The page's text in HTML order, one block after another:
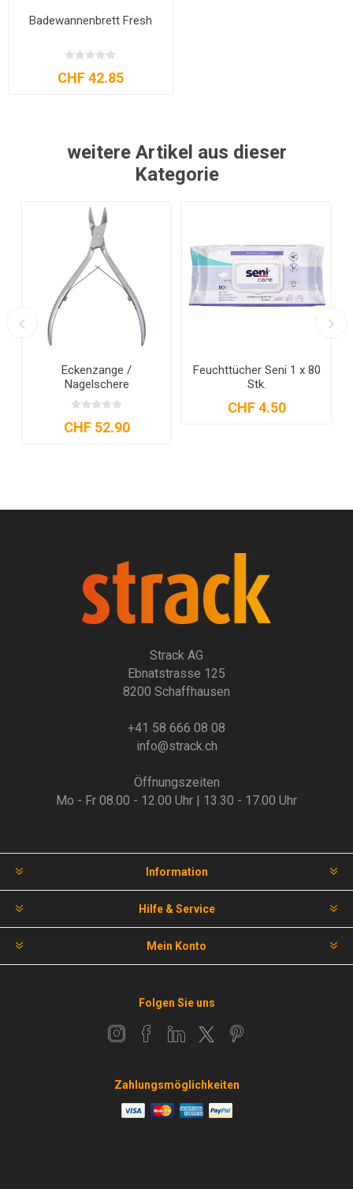
Badewannenbrett Fresh
CHF 42.85
weitere Artikel aus dieser
Kategorie
Eckenzange /
Nagelschere
CHF 52.90
Feuchttücher Seni 1 x 80
Stk.
CHF 4.50
Strack AG
Ebnatstrasse 125
8200 Schaffhausen
+41 58 666 08 08
info@strack.ch
Öffnungszeiten
Mo - Fr 08.00 - 12.00 Uhr | 13.30 - 17.00 Uhr
Information
Hilfe & Service
Mein Konto
Folgen Sie uns
Zahlungsmöglichkeiten